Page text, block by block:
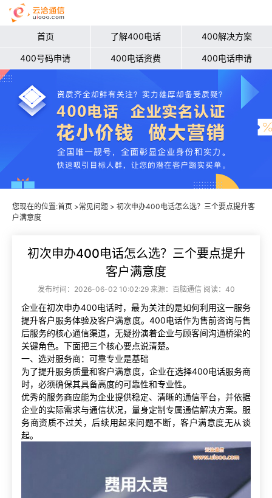
首页 了解400电话 400解决方案
400号码申请 400电话资费 400电话申请
您现在的位置:首页 >常见问题 > 初次申办400电话怎么选？三个要点提升客
户满意度
初次申办400电话怎么选？三个要点提升
客户满意度
发布时间：2026-06-02 10:02:29 来源：百脑通信 阅读：40
企业在初次申办400电话时，最为关注的是如何利用这一服务
提升客户服务体验及客户满意度。400电话作为售前咨询与售
后服务的核心通信渠道，无疑扮演着企业与顾客间沟通桥梁的
关键角色。下面把三个核心要点说清楚。
一、选对服务商：可靠专业是基础
为了提升服务质量和客户满意度，企业在选择400电话服务商
时，必须确保其具备高度的可靠性和专业性。
优秀的服务商应能为企业提供稳定、清晰的通信平台，并依据
企业的实际需求与通信状况，量身定制专属通信解决方案。服
务商资质不过关，后续用起来问题不断，客户满意度无从谈
起。